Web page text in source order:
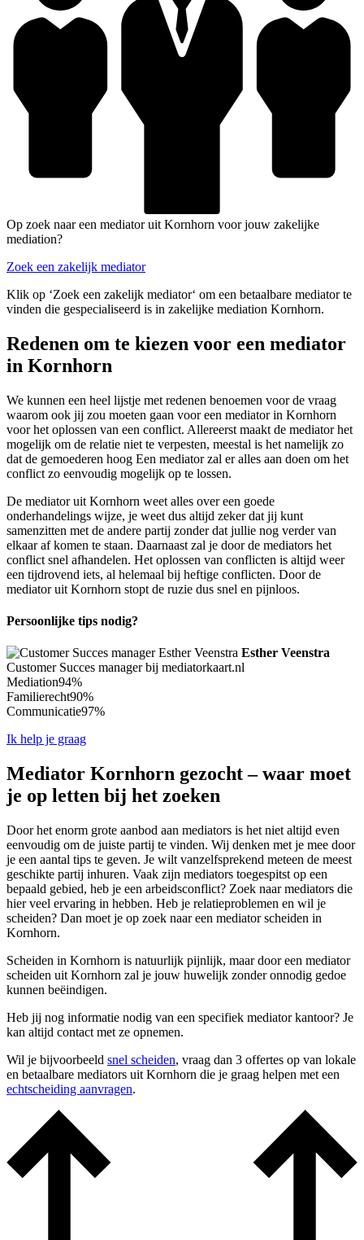
Op zoek naar een mediator uit Kornhorn voor jouw zakelijke
mediation?
Zoek een zakelijk mediator
Klik op ‘Zoek een zakelijk mediator‘ om een betaalbare mediator te
vinden die gespecialiseerd is in zakelijke mediation Kornhorn.
Redenen om te kiezen voor een mediator
in Kornhorn
We kunnen een heel lijstje met redenen benoemen voor de vraag
waarom ook jij zou moeten gaan voor een mediator in Kornhorn
voor het oplossen van een conflict. Allereerst maakt de mediator het
mogelijk om de relatie niet te verpesten, meestal is het namelijk zo
dat de gemoederen hoog Een mediator zal er alles aan doen om het
conflict zo eenvoudig mogelijk op te lossen.
De mediator uit Kornhorn weet alles over een goede
onderhandelings wijze, je weet dus altijd zeker dat jij kunt
samenzitten met de andere partij zonder dat jullie nog verder van
elkaar af komen te staan. Daarnaast zal je door de mediators het
conflict snel afhandelen. Het oplossen van conflicten is altijd weer
een tijdrovend iets, al helemaal bij heftige conflicten. Door de
mediator uit Kornhorn stopt de ruzie dus snel en pijnloos.
Persoonlijke tips nodig?
Esther Veenstra
Customer Succes manager bij mediatorkaart.nl
Mediation94%
Familierecht90%
Communicatie97%
Ik help je graag
Mediator Kornhorn gezocht – waar moet
je op letten bij het zoeken
Door het enorm grote aanbod aan mediators is het niet altijd even
eenvoudig om de juiste partij te vinden. Wij denken met je mee door
je een aantal tips te geven. Je wilt vanzelfsprekend meteen de meest
geschikte partij inhuren. Vaak zijn mediators toegespitst op een
bepaald gebied, heb je een arbeidsconflict? Zoek naar mediators die
hier veel ervaring in hebben. Heb je relatieproblemen en wil je
scheiden? Dan moet je op zoek naar een mediator scheiden in
Kornhorn.
Scheiden in Kornhorn is natuurlijk pijnlijk, maar door een mediator
scheiden uit Kornhorn zal je jouw huwelijk zonder onnodig gedoe
kunnen beëindigen.
Heb jij nog informatie nodig van een specifiek mediator kantoor? Je
kan altijd contact met ze opnemen.
Wil je bijvoorbeeld snel scheiden, vraag dan 3 offertes op van lokale
en betaalbare mediators uit Kornhorn die je graag helpen met een
echtscheiding aanvragen.